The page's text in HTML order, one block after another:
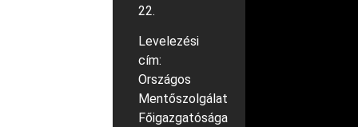
22.
Levelezési
cím:
Országos
Mentőszolgálat
Főigazgatósága